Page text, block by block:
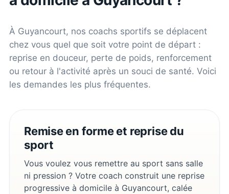
À Guyancourt, nos coachs sportifs se déplacent
chez vous quel que soit votre point de départ :
reprise en douceur, perte de poids, renforcement
ou retour à l'activité après un souci de santé. Voici
les demandes les plus fréquentes.
Remise en forme et reprise du
sport
Vous voulez vous remettre au sport sans salle
ni pression ? Votre coach construit une reprise
progressive à domicile à Guyancourt, calée